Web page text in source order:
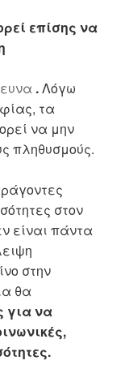
επίσης να
.Λόγω
τα
να μην
πληθυσμούς.
στον
είναι πάντα
στην
θα
για να